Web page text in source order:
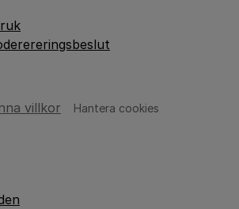
villkor Hantera cookies